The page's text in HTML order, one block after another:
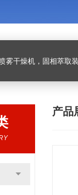
燥机，固相萃取装置，氮吹仪，光化学反应
产品